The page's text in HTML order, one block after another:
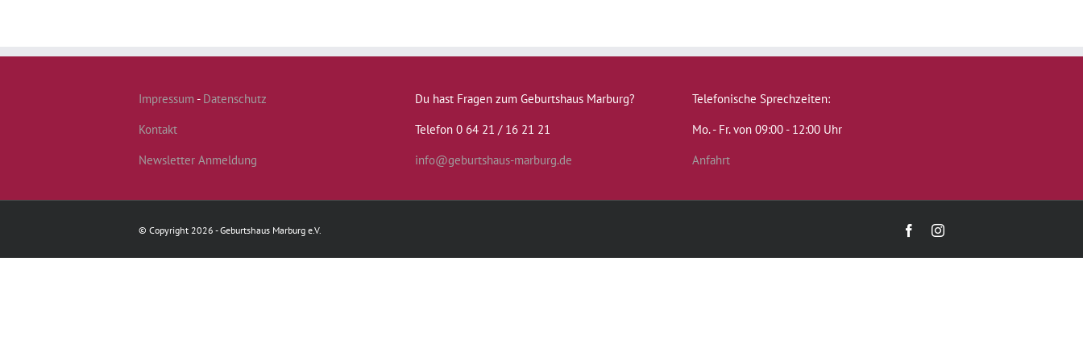
Impressum - Datenschutz
Kontakt
Newsletter Anmeldung
Du hast Fragen zum Geburtshaus Marburg?
Telefon 0 64 21 / 16 21 21
info@geburtshaus-marburg.de
Telefonische Sprechzeiten:
Mo. - Fr. von 09:00 - 12:00 Uhr
Anfahrt
© Copyright 2026 - Geburtshaus Marburg e.V. FacebookInstagram